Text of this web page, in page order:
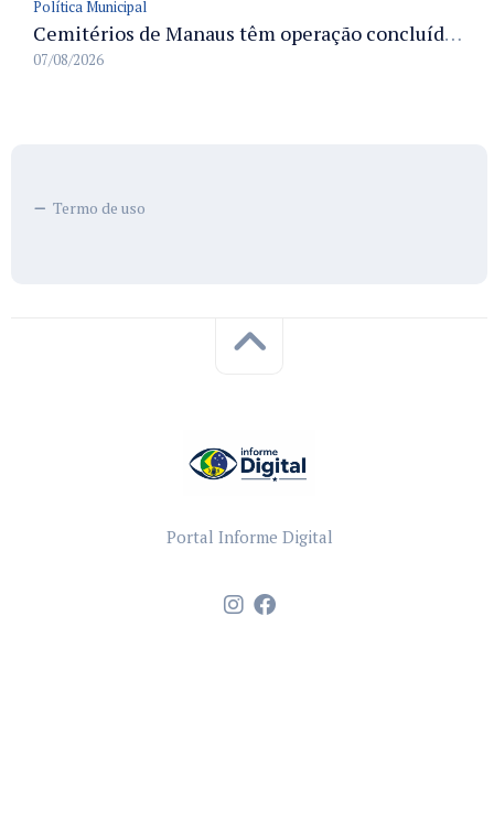
Política Municipal
Cemitérios de Manaus têm operação concluída e estrutura pronta para receber famílias no Dia dos Pais
07/08/2026
Termo de uso
Portal Informe Digital